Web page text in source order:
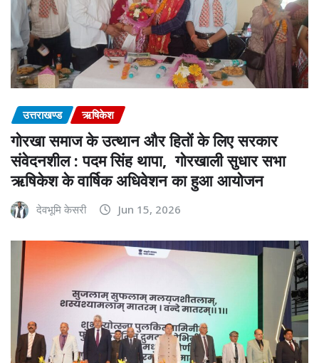
उत्तराखण्ड ऋषिकेश
गोरखा समाज के उत्थान और हितों के लिए सरकार
संवेदनशील : पदम सिंह थापा, गोरखाली सुधार सभा
ऋषिकेश के वार्षिक अधिवेशन का हुआ आयोजन
देवभूमि केसरी Jun 15, 2026